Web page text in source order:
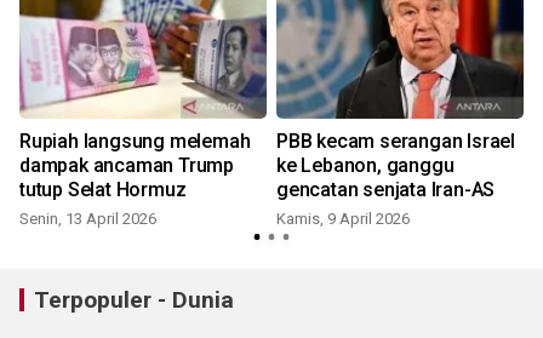
Rupiah langsung melemah
dampak ancaman Trump
tutup Selat Hormuz
Senin, 13 April 2026
PBB kecam serangan Israel
ke Lebanon, ganggu
gencatan senjata Iran-AS
Kamis, 9 April 2026
Terpopuler - Dunia